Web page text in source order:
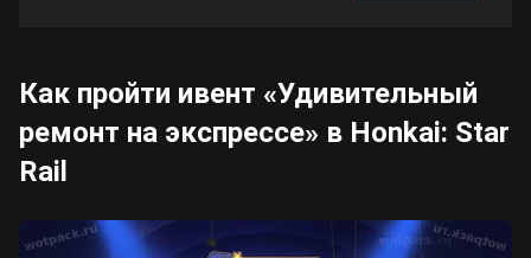
Как пройти ивент «Удивительный
ремонт на экспрессе» в Honkai: Star
Rail